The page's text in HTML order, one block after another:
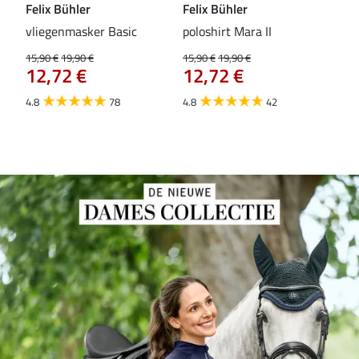
Felix Bühler
vliegenmasker Basic
15,90 €19,90 €
12,72 €
4.8 78
Felix Bühler
poloshirt Mara II
15,90 €19,90 €
12,72 €
4.8 42